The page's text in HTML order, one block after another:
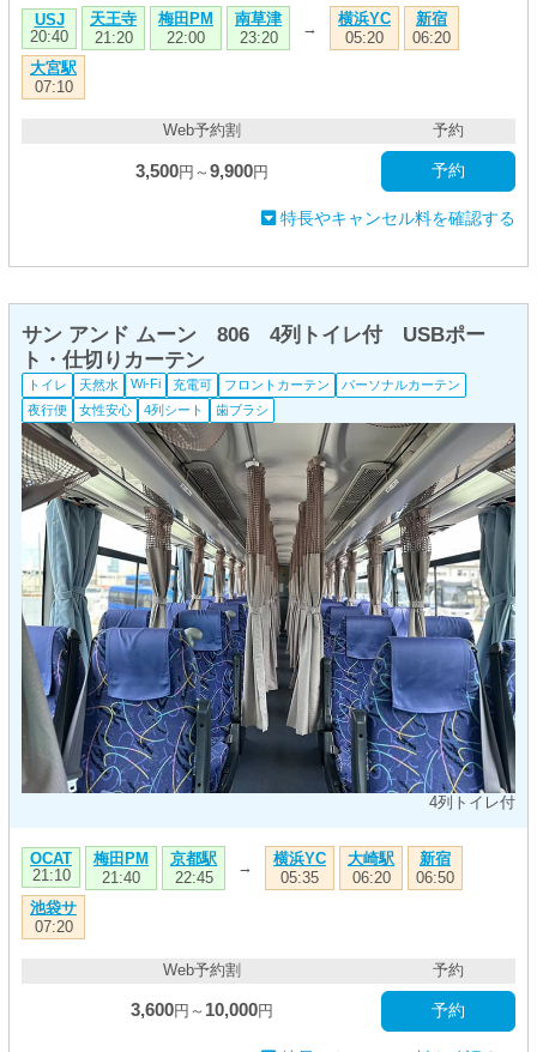
USJ
20:40
天王寺
21:20
梅田PM
22:00
南草津
23:20
→
横浜YC
05:20
新宿
06:20
大宮駅
07:10
Web予約割
3,500円～ 9,900円
予約
予約
特長やキャンセル料を確認する
4列トイレ付
サン アンド ムーン 806 4列トイレ付 USBポー
ト・仕切りカーテン
トイレ 天然水 Wi-Fi 充電可 フロントカーテン
パーソナルカーテン
夜行便
女性安心 4列シート 歯ブラシ
OCAT
21:10
梅田PM
21:40
京都駅
22:45
→
横浜YC
05:35
大崎駅
06:20
新宿
06:50
池袋サ
07:20
Web予約割
3,600円～ 10,000円
予約
予約